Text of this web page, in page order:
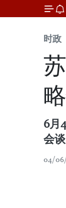
时政
6月
会谈
04/06/